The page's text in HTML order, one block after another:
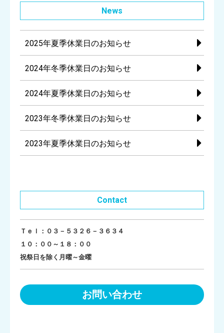
News
2025年夏季休業日のお知らせ
2024年冬季休業日のお知らせ
2024年夏季休業日のお知らせ
2023年冬季休業日のお知らせ
2023年夏季休業日のお知らせ
Contact
Ｔｅｌ：０３－５３２６－３６３４
１０：００～１８：００
祝祭日を除く月曜～金曜
お問い合わせ